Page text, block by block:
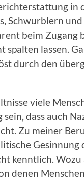
in
Schwurblern
beim Zugang
spalten lassen.
durch den
viele
sein, dass auch
Zu meiner
kenntlich.
denen